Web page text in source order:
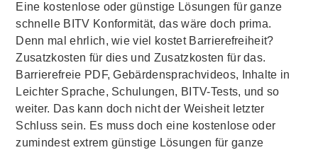
Eine kostenlose oder günstige Lösungen für ganze
schnelle BITV Konformität, das wäre doch prima.
Denn mal ehrlich, wie viel kostet Barrierefreiheit?
Zusatzkosten für dies und Zusatzkosten für das.
Barrierefreie PDF, Gebärdensprachvideos, Inhalte in
Leichter Sprache, Schulungen, BITV-Tests, und so
weiter. Das kann doch nicht der Weisheit letzter
Schluss sein. Es muss doch eine kostenlose oder
zumindest extrem günstige Lösungen für ganze